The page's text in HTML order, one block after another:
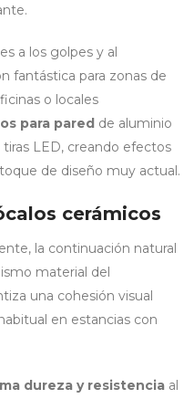
a los golpes y al
fantástica para zonas de
o locales
para pared de aluminio
LED, creando efectos
de diseño muy actual.
cerámicos
la continuación natural
material del
una cohesión visual
en estancias con
dureza y resistencia al